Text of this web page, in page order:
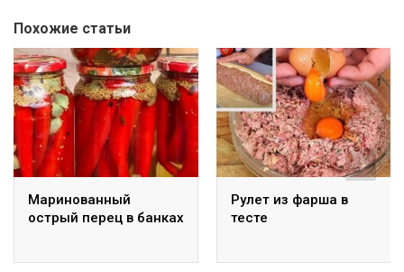
Похожие статьи
Маринованный
острый перец в банках
Рулет из фарша в
тесте